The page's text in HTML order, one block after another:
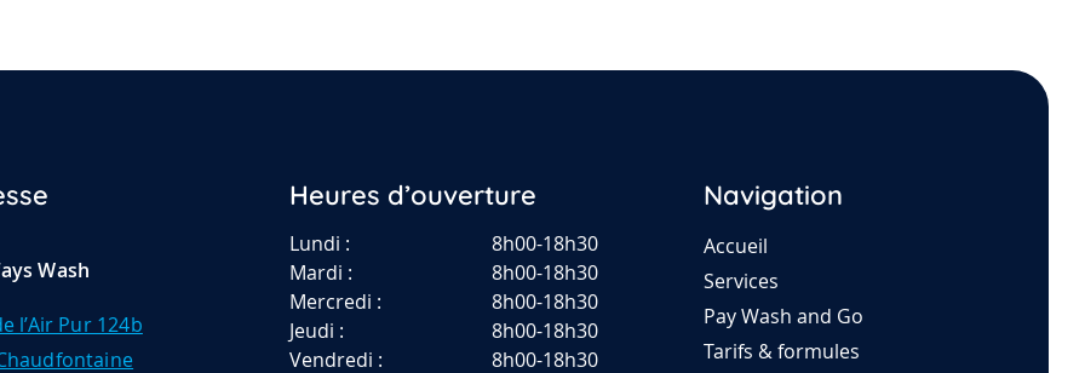
Wash
l’Air Pur 124b
Heures d’ouverture
Lundi :
8h00-18h30
Mardi :
8h00-18h30
Mercredi :
8h00-18h30
Jeudi :
8h00-18h30
Vendredi :
8h00-18h30
Navigation
Accueil
Services
Pay Wash and Go
Tarifs & formules